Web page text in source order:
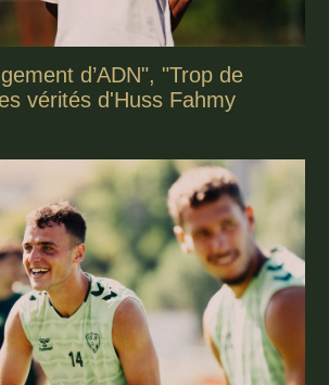
d’ADN", "Trop de
vérités d'Huss Fahmy